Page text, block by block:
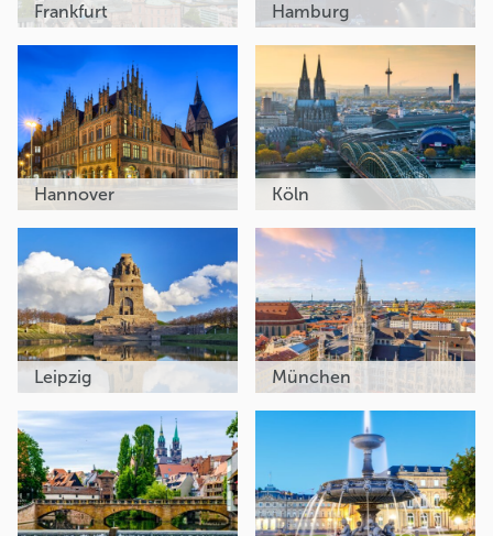
Frankfurt Hamburg
Hannover Köln
Leipzig München